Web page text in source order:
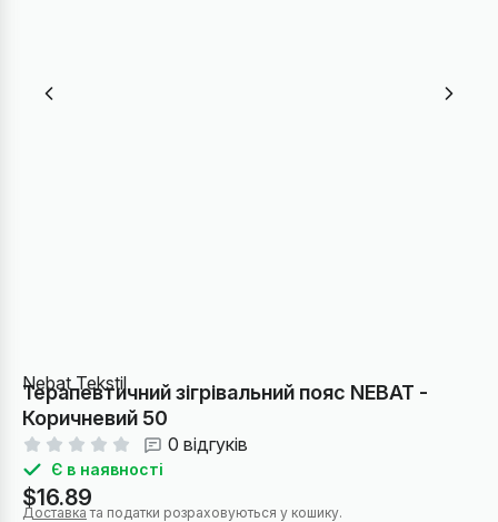
Nebat Tekstil
Терапевтичний зігрівальний пояс NEBAT -
Коричневий 50
0 відгуків
Є в наявності
$16.89
Доставка та податки розраховуються у кошику.